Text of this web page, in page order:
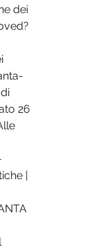
dei
26
|